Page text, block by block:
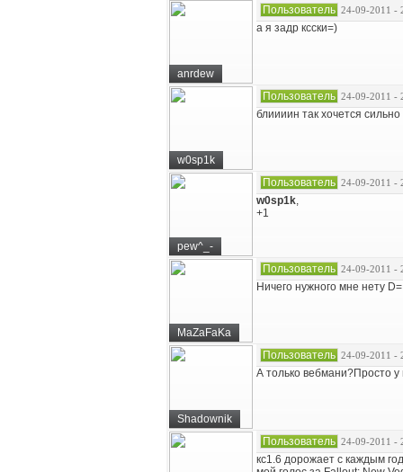
anrdew
Пользователь 24-09-2011 -
а я задр ксски=)
w0sp1k
Пользователь 24-09-2011 -
блиииин так хочется
pew^_-
Пользователь 24-09-2011 -
w0sp1k,
+1
MaZaFaKa
Пользователь 24-09-2011 -
Ничего нужного мне нету D=
Shadownik
Пользователь 24-09-2011 -
А только вебмани?Просто у
Пользователь 24-09-2011 -
кс1.6 дорожает с каждым